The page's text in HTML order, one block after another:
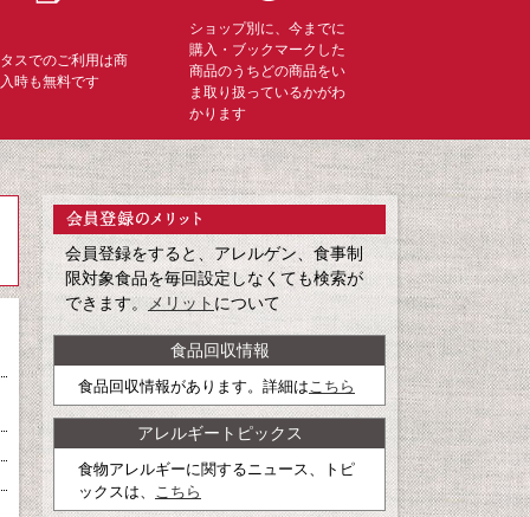
スでのご利用は商
時も無料です
ショップ別に、今までに
購入・ブックマークした
商品のうちどの商品をい
ま取り扱っているかがわ
かります
会員登録をすると、アレルゲン、食事制
限対象食品を毎回設定しなくても検索が
できます。メリットについて
食品回収情報
食品回収情報があります。詳細は こちら
アレルギートピックス
食物アレルギーに関するニュース、トピ
ックスは、
こちら